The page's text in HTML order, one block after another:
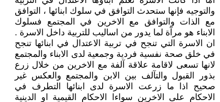
والتوجيه فإنها ستحدث التوافق في سلوك ابنائها ، التوافق
مع الذات والتوافق مع الاخرين في المجتمع فسلوك
الابناء هو مرآة لما يدور من اساليب للتربية داخل الاسرة .
ان الاسرة التي تنجح في تربية الاعتدال في ابنائها تنجح
في خلق صحة نفسية فردية وجمعية لدى الابناء والمجتمع
لانها تسعى لاقامة علاقة آلفة مع الاخرين من خلال زرع
بذور القبول والتآلف بين الابن والمجتمع والعكس غير
صحيح اذا ما زرعت الاسرة لدى ابنائها التطرف في
الاحكام على الاخرين سواءا الاحكام القيمية او الدينية